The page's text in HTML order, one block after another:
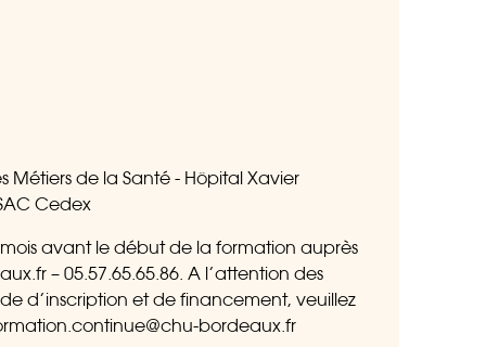
Métiers de la Santé - Hôpital Xavier
Cedex
mois avant le début de la formation auprès
– 05.57.65.65.86. A l’attention des
d’inscription et de financement, veuillez
bordeaux.fr